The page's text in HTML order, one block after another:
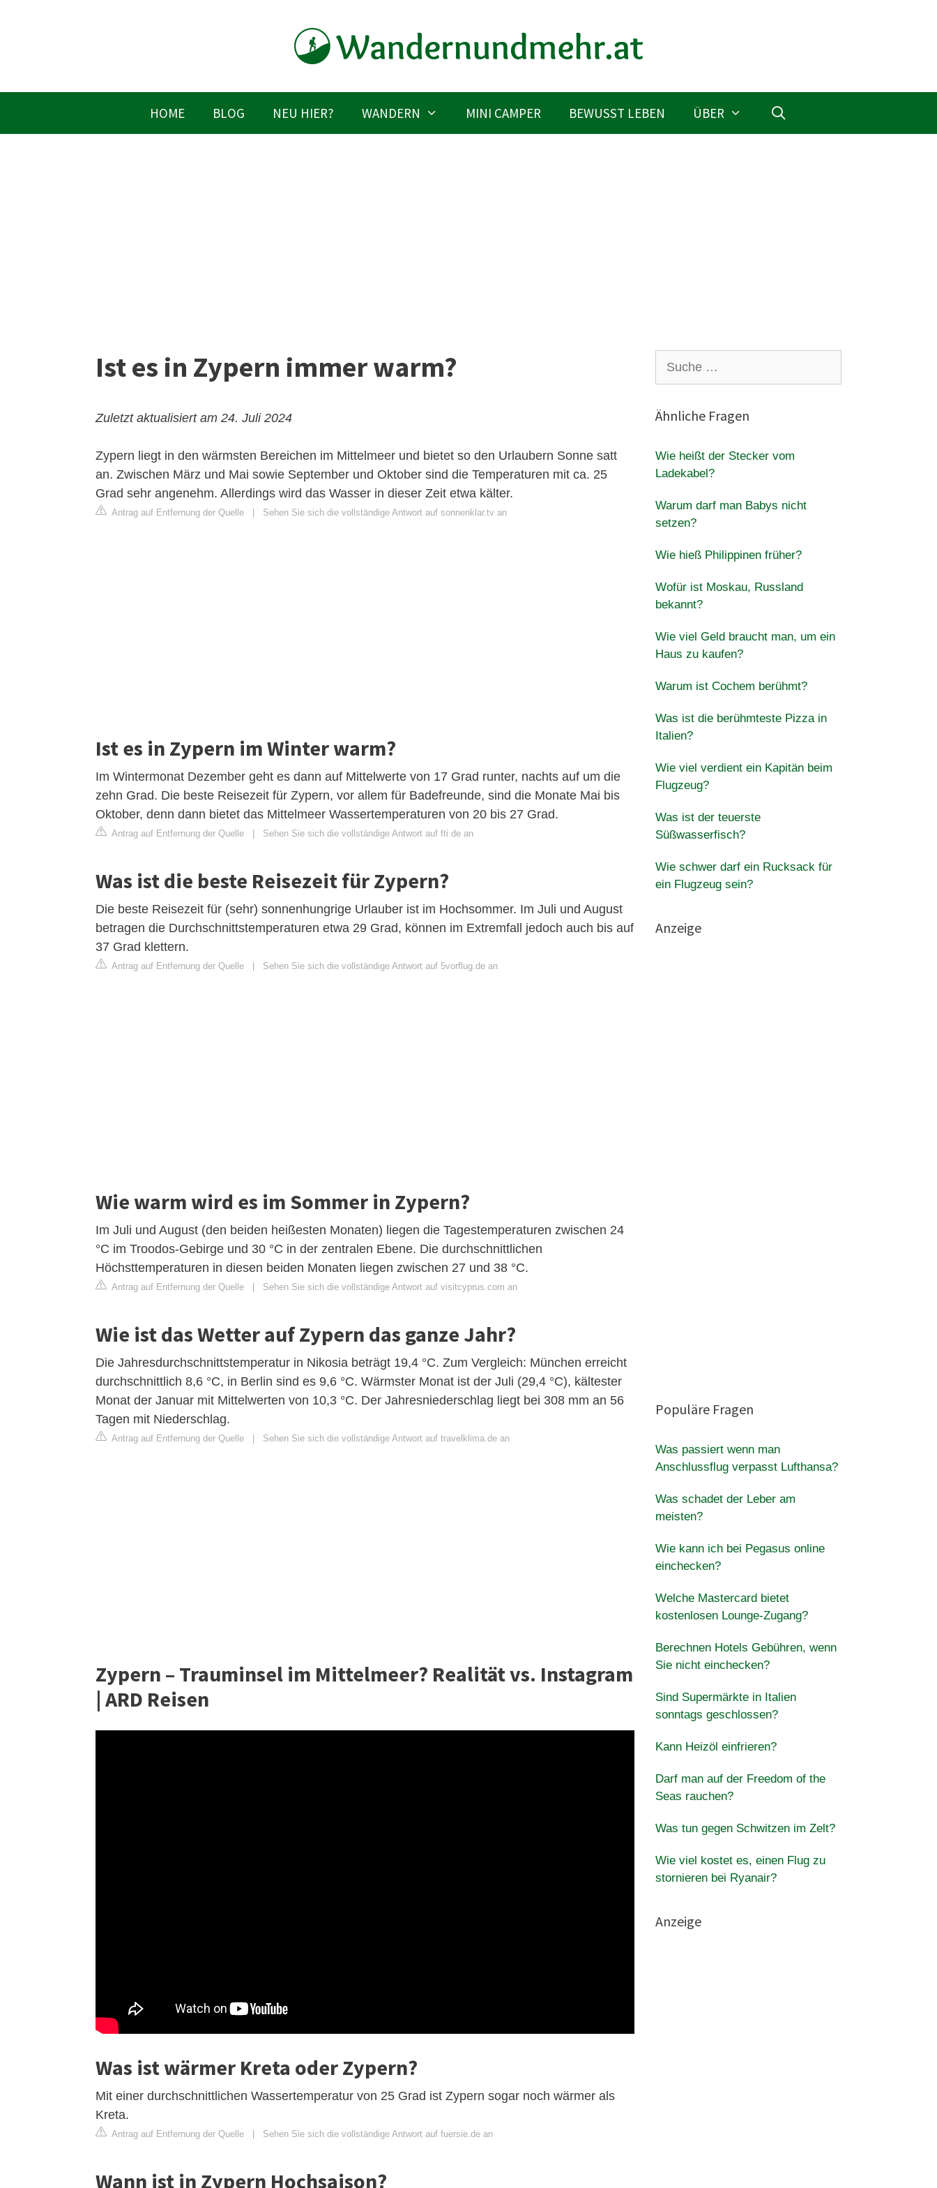
HOME BLOG NEU HIER? WANDERN MINI CAMPER BEWUSST LEBEN ÜBER
Ist es in Zypern immer warm?
Zuletzt aktualisiert am 24. Juli 2024
Zypern liegt in den wärmsten Bereichen im Mittelmeer und bietet so den Urlaubern Sonne satt
an. Zwischen März und Mai sowie September und Oktober sind die Temperaturen mit ca. 25
Grad sehr angenehm. Allerdings wird das Wasser in dieser Zeit etwa kälter.
Antrag auf Entfernung der Quelle Sehen Sie sich die vollständige Antwort auf sonnenklar.tv an
Ist es in Zypern im Winter warm?
Im Wintermonat Dezember geht es dann auf Mittelwerte von 17 Grad runter, nachts auf um die
zehn Grad. Die beste Reisezeit für Zypern, vor allem für Badefreunde, sind die Monate Mai bis
Oktober, denn dann bietet das Mittelmeer Wassertemperaturen von 20 bis 27 Grad.
Antrag auf Entfernung der Quelle Sehen Sie sich die vollständige Antwort auf fti.de an
Was ist die beste Reisezeit für Zypern?
Die beste Reisezeit für (sehr) sonnenhungrige Urlauber ist im Hochsommer. Im Juli und August
betragen die Durchschnittstemperaturen etwa 29 Grad, können im Extremfall jedoch auch bis auf
37 Grad klettern.
Antrag auf Entfernung der Quelle Sehen Sie sich die vollständige Antwort auf 5vorflug.de an
Wie warm wird es im Sommer in Zypern?
Im Juli und August (den beiden heißesten Monaten) liegen die Tagestemperaturen zwischen 24
°C im Troodos-Gebirge und 30 °C in der zentralen Ebene. Die durchschnittlichen
Höchsttemperaturen in diesen beiden Monaten liegen zwischen 27 und 38 °C.
Antrag auf Entfernung der Quelle Sehen Sie sich die vollständige Antwort auf visitcyprus.com an
Wie ist das Wetter auf Zypern das ganze Jahr?
Die Jahresdurchschnittstemperatur in Nikosia beträgt 19,4 °C. Zum Vergleich: München erreicht
durchschnittlich 8,6 °C, in Berlin sind es 9,6 °C. Wärmster Monat ist der Juli (29,4 °C), kältester
Monat der Januar mit Mittelwerten von 10,3 °C. Der Jahresniederschlag liegt bei 308 mm an 56
Tagen mit Niederschlag.
Antrag auf Entfernung der Quelle Sehen Sie sich die vollständige Antwort auf travelklima.de an
Zypern – Trauminsel im Mittelmeer? Realität vs. Instagram
| ARD Reisen
Was ist wärmer Kreta oder Zypern?
Mit einer durchschnittlichen Wassertemperatur von 25 Grad ist Zypern sogar noch wärmer als
Kreta.
Antrag auf Entfernung der Quelle | Sehen Sie sich die vollständige Antwort auf fuersie.de an
Wann ist in Zypern Hochsaison?
nach:
Ähnliche Fragen
Wie heißt der Stecker vom
Ladekabel?
Warum darf man Babys nicht
setzen?
Wie hieß Philippinen früher?
Wofür ist Moskau, Russland
bekannt?
Wie viel Geld braucht man, um ein
Haus zu kaufen?
Warum ist Cochem berühmt?
Was ist die berühmteste Pizza in
Italien?
Wie viel verdient ein Kapitän beim
Flugzeug?
Was ist der teuerste
Süßwasserfisch?
Wie schwer darf ein Rucksack für
ein Flugzeug sein?
Anzeige
Populäre Fragen
Was passiert wenn man
Anschlussflug verpasst Lufthansa?
Was schadet der Leber am
meisten?
Wie kann ich bei Pegasus online
einchecken?
Welche Mastercard bietet
kostenlosen Lounge-Zugang?
Berechnen Hotels Gebühren, wenn
Sie nicht einchecken?
Sind Supermärkte in Italien
sonntags geschlossen?
Kann Heizöl einfrieren?
Darf man auf der Freedom of the
Seas rauchen?
Was tun gegen Schwitzen im Zelt?
Wie viel kostet es, einen Flug zu
stornieren bei Ryanair?
Anzeige